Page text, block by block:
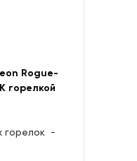
Rogue-
горелкой
горелок
-